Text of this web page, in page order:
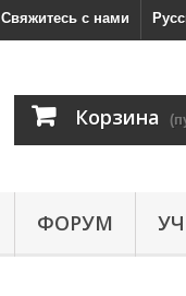
Свяжитесь с нами
Корзина
ФОРУМ